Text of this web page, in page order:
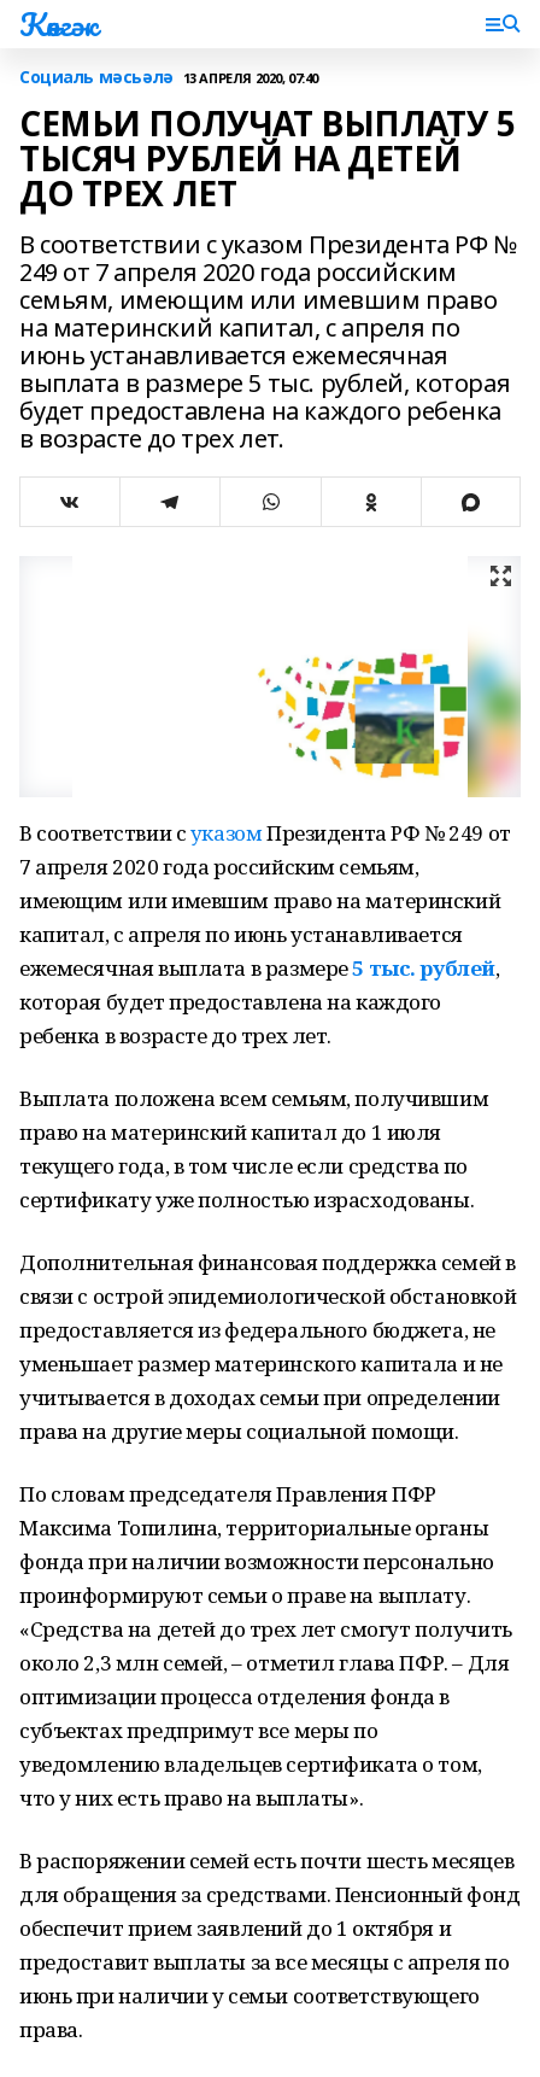
Көнгәк
Социаль мәсьәлә 13 АПРЕЛЯ 2020, 07:40
СЕМЬИ ПОЛУЧАТ ВЫПЛАТУ 5
ТЫСЯЧ РУБЛЕЙ НА ДЕТЕЙ
ДО ТРЕХ ЛЕТ
В соответствии с указом Президента РФ №
249 от 7 апреля 2020 года российским
семьям, имеющим или имевшим право
на материнский капитал, с апреля по
июнь устанавливается ежемесячная
выплата в размере 5 тыс. рублей, которая
будет предоставлена на каждого ребенка
в возрасте до трех лет.
В соответствии суказомПрезидента РФ № 249 от
7 апреля 2020 года российским семьям,
имеющим или имевшим право на материнский
капитал, с апреля по июнь устанавливается
ежемесячная выплата в размере5 тыс. рублей,
которая будет предоставлена на каждого
ребенка в возрасте до трех лет.
Выплата положена всем семьям, получившим
право на материнский капитал до 1 июля
текущего года, в том числе если средства по
сертификату уже полностью израсходованы.
Дополнительная финансовая поддержка семей в
связи с острой эпидемиологической обстановкой
предоставляется из федерального бюджета, не
уменьшает размер материнского капитала и не
учитывается в доходах семьи при определении
права на другие меры социальной помощи.
По словам председателя Правления ПФР
Максима Топилина, территориальные органы
фонда при наличии возможности персонально
проинформируют семьи о праве на выплату.
«Средства на детей до трех лет смогут получить
около 2,3 млн семей, – отметил глава ПФР. – Для
оптимизации процесса отделения фонда в
субъектах предпримут все меры по
уведомлению владельцев сертификата о том,
что у них есть право на выплаты».
В распоряжении семей есть почти шесть месяцев
для обращения за средствами. Пенсионный фонд
обеспечит прием заявлений до 1 октября и
предоставит выплаты за все месяцы с апреля по
июнь при наличии у семьи соответствующего
права.